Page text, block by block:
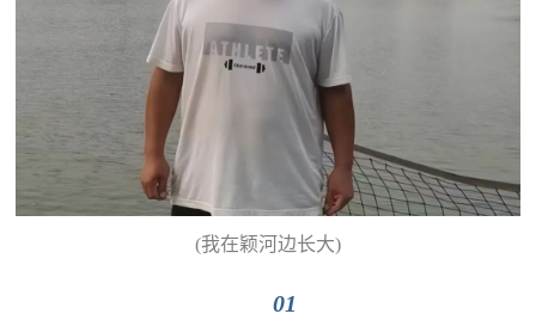
识
民
国
防
国
防
子
弟
(我在颖河边长大)
01